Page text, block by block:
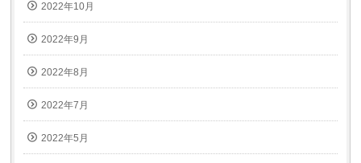
2022年10月
2022年9月
2022年8月
2022年7月
2022年5月